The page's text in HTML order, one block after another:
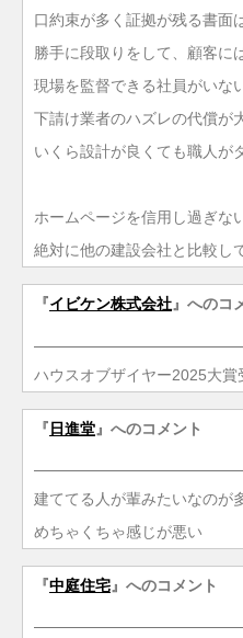
口約束が多く証拠が残る書面
勝手に段取りをして、顧客に
現場を監督できる社員がいな
下請け業者のハズレの代償が
いくら設計が良くても職人が
ホームページを信用し過ぎな
絶対に他の建設会社と比較し
『イビケン株式会社』へのコ
ハウスオブザイヤー2025大賞
『日進堂 』へのコメント
建ててる人が輩みたいなのが
めちゃくちゃ感じが悪い
『中庭住宅 』へのコメント